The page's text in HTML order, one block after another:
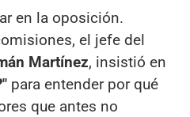
en la oposición.
el jefe del
Martínez, insistió en
para entender por qué
que antes no